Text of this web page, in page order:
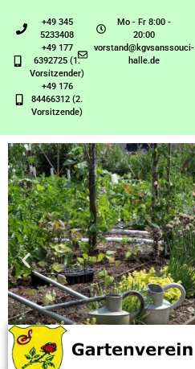
+49 345
5233408
+49 177
6392725 (1.
Vorsitzender)
+49 176
84466312 (2.
Vorsitzende)
Mo - Fr 8:00 -
20:00
vorstand@kgvsanssouci-
halle.de